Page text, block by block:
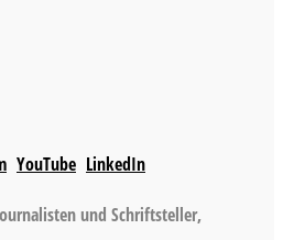
YouTube LinkedIn
und Schriftsteller,